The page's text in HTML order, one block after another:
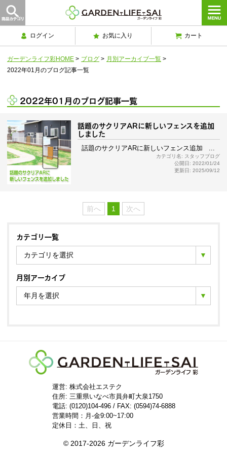
ログイン お気に入り カート
ガーデンライフ彩HOME > ブログ > 月別アーカイブ一覧 >
2022年01月のブログ記事一覧
2022年01月のブログ記事一覧
話題のサクリアARに新しいフェンスを追加
しました
話題のサクリアARに新しいフェンス追加 ...
カテゴリ名: スタッフブログ
公開日: 2022/01/24
更新日: 2025/09/12
前へ 1 次へ
カテゴリ一覧
カテゴリを選択
月別アーカイブ
年月を選択
運営: 株式会社エステク
住所: 三重県いなべ市員弁町大泉1750
電話: (0120)104-496 / FAX: (0594)74-6888
営業時間：月-金9:00~17:00
定休日：土、日、祝
© 2017-2026 ガーデンライフ彩